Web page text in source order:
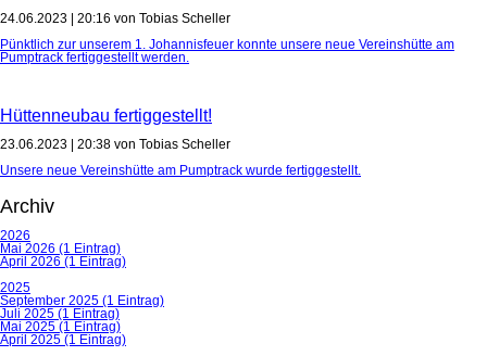
24.06.2023 | 20:16 von Tobias Scheller
Pünktlich zur unserem 1. Johannisfeuer konnte unsere neue Vereinshütte am
Pumptrack fertiggestellt werden.
Hüttenneubau fertiggestellt!
23.06.2023 | 20:38 von Tobias Scheller
Unsere neue Vereinshütte am Pumptrack wurde fertiggestellt.
Archiv
2026
Mai 2026 (1 Eintrag)
April 2026 (1 Eintrag)
2025
September 2025 (1 Eintrag)
Juli 2025 (1 Eintrag)
Mai 2025 (1 Eintrag)
April 2025 (1 Eintrag)